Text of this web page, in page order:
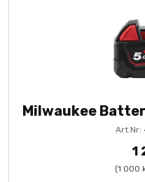
Milwaukee
Art.Nr:
1
(1 000